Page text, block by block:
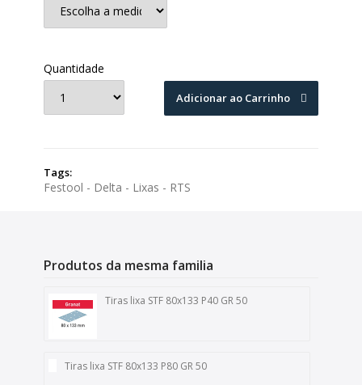
Quantidade
Adicionar ao Carrinho
Tags:
Festool - Delta - Lixas - RTS
Produtos da mesma familia
Tiras lixa STF 80x133 P40 GR 50
Tiras lixa STF 80x133 P80 GR 50